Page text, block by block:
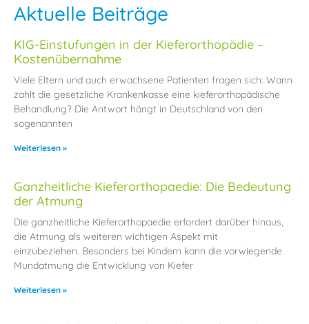
Aktuelle Beiträge
KIG-Einstufungen in der Kieferorthopädie –
Kostenübernahme
Viele Eltern und auch erwachsene Patienten fragen sich: Wann
zahlt die gesetzliche Krankenkasse eine kieferorthopädische
Behandlung? Die Antwort hängt in Deutschland von den
sogenannten
Weiterlesen »
Ganzheitliche Kieferorthopaedie: Die Bedeutung
der Atmung
Die ganzheitliche Kieferorthopaedie erfordert darüber hinaus,
die Atmung als weiteren wichtigen Aspekt mit
einzubeziehen. Besonders bei Kindern kann die vorwiegende
Mundatmung die Entwicklung von Kiefer
Weiterlesen »